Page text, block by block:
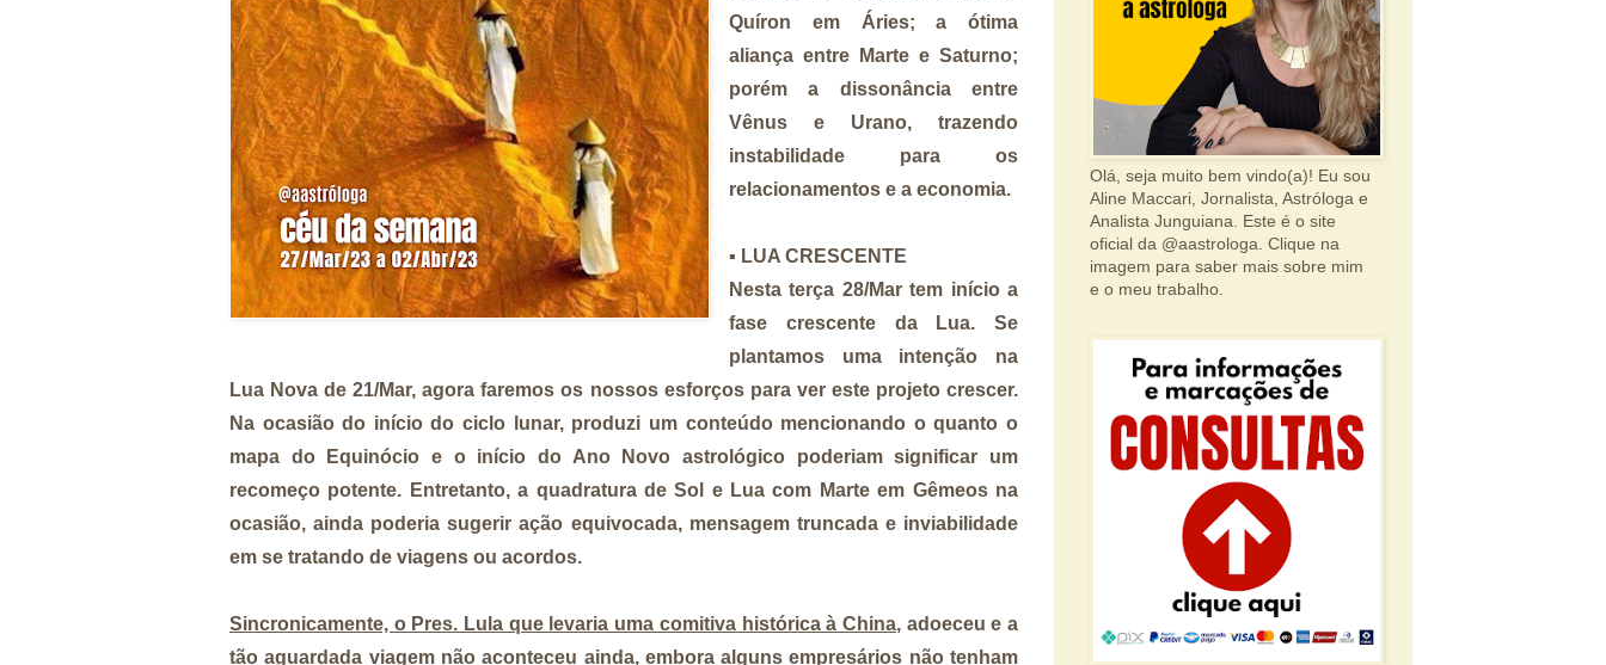
Quíron em Áries; a ótima
aliança entre Marte e Saturno;
porém a dissonância entre
Vênus e Urano, trazendo
instabilidade para os
relacionamentos e a economia.
▪️ LUA CRESCENTE
Nesta terça 28/Mar tem início a
fase crescente da Lua. Se
plantamos uma intenção na
Lua Nova de 21/Mar, agora faremos os nossos esforços para ver este projeto crescer.
Na ocasião do início do ciclo lunar, produzi um conteúdo mencionando o quanto o
mapa do Equinócio e o início do Ano Novo astrológico poderiam significar um
recomeço potente. Entretanto, a quadratura de Sol e Lua com Marte em Gêmeos na
ocasião, ainda poderia sugerir ação equivocada, mensagem truncada e inviabilidade
em se tratando de viagens ou acordos.
Sincronicamente, o Pres. Lula que levaria uma comitiva histórica à China, adoeceu e a
tão aguardada viagem não aconteceu ainda, embora alguns empresários não tenham
Olá, seja muito bem vindo(a)! Eu sou
Aline Maccari, Jornalista, Astróloga e
Analista Junguiana. Este é o site
oficial da @aastrologa. Clique na
imagem para saber mais sobre mim
e o meu trabalho.